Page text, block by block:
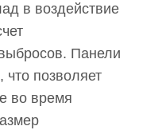
в воздействие
Панели
что позволяет
во время